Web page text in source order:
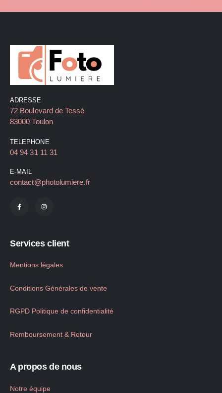
ADRESSE
72 Boulevard de Tessé
83000 Toulon
TELEPHONE
04 94 31 11 31
E-MAIL
contact@photolumiere.fr
Services client
Mentions légales
Conditions Générales de vente
RGPD Politique de confidentialité
Remboursement & Retour
A propos de nous
Notre équipe